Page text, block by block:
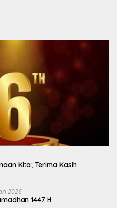
Kita; Terima Kasih
2026
1447 H